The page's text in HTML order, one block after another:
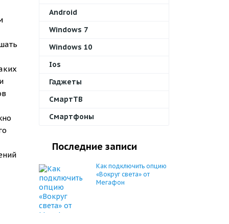
Android
Windows 7
Windows 10
Ios
Гаджеты
СмартТВ
Смартфоны
Последние записи
Как подключить опцию
«Вокруг света» от
Мегафон